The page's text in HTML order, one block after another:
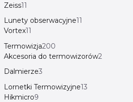
Zeiss11
Lunety obserwacyjne11
Vortex11
Termowizja200
Akcesoria do termowizorów2
Dalmierze3
Lornetki Termowizyjne13
Hikmicro9